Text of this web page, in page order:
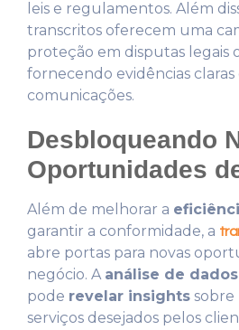
leis e regulamentos. Além
transcritos oferecem uma
proteção em disputas legais
fornecendo evidências claras
comunicações.
Desbloqueando
Oportunidades
Além de melhorar a
garantir a conformidade, a
abre portas para novas
negócio. A análise de dados
pode revelar insights sobre
serviços desejados pelos